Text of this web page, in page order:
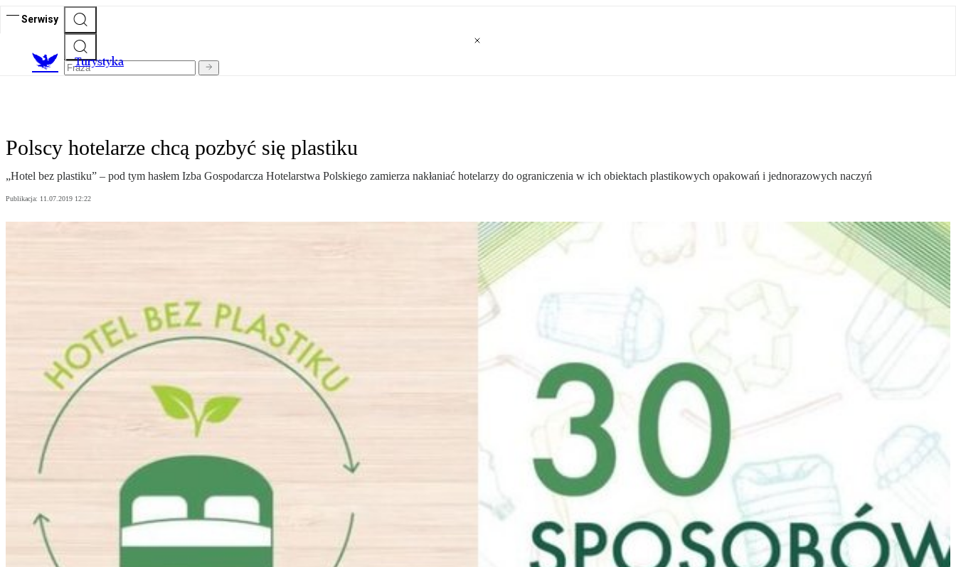
Serwisy
Turystyka
Polscy hotelarze chcą pozbyć się plastiku
„Hotel bez plastiku” – pod tym hasłem Izba Gospodarcza Hotelarstwa Polskiego zamierza nakłaniać hotelarzy do ograniczenia w ich obiektach plastikowych opakowań i jednorazowych naczyń
Publikacja: 11.07.2019 12:22